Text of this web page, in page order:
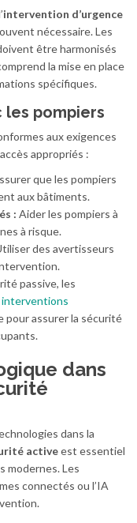
intervention d’urgence
nécessaire. Les
être harmonisés
la mise en place
spécifiques.
pompiers
aux exigences
appropriés :
que les pompiers
aux bâtiments.
: Aider les pompiers à
à risque.
des avertisseurs
passive, les
interventions
pour assurer la sécurité
dans
dans la
activeest essentiel
modernes. Les
connectés ou l’IA